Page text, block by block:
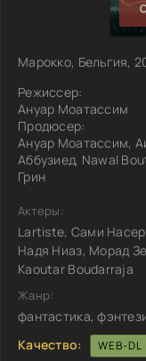
Марокко, Бельгия,
Режиссер:
Ануар Моатассим
Продюсер:
Ануар Моатассим,
Аббузиед, Nawal
Грин
Актеры:
Lartiste, Сами
Надя Ниаз, Морад
Kaoutar Boudarraja
Жанр:
фантастика,
Качество:
WEB-DL